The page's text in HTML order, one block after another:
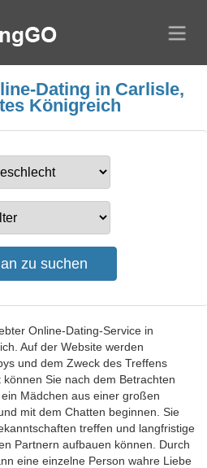
Dating in Carlisle,
Königreich
Online-Dating-Service in
Auf der Website werden
und dem Zweck des Treffens
Sie nach dem Betrachten
Mädchen aus einer großen
mit dem Chatten beginnen. Sie
treffen und langfristige
Partnern aufbauen können. Durch
eine einzelne Person wahre Liebe